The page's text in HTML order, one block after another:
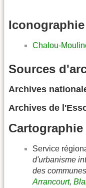
Iconographie
Chalou-
Sources
Archives
Archives de
Cartographie
Service
d'urbanisme
des
Arrancourt,